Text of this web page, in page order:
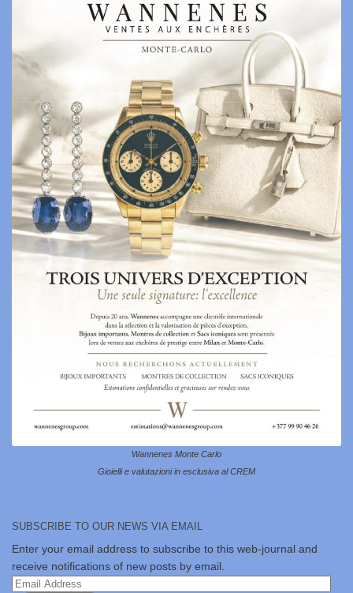
Wannenes Monte Carlo
Gioielli e valutazioni in esclusiva al CREM
SUBSCRIBE TO OUR NEWS VIA EMAIL
Enter your email address to subscribe to this web-journal and
receive notifications of new posts by email.
Email